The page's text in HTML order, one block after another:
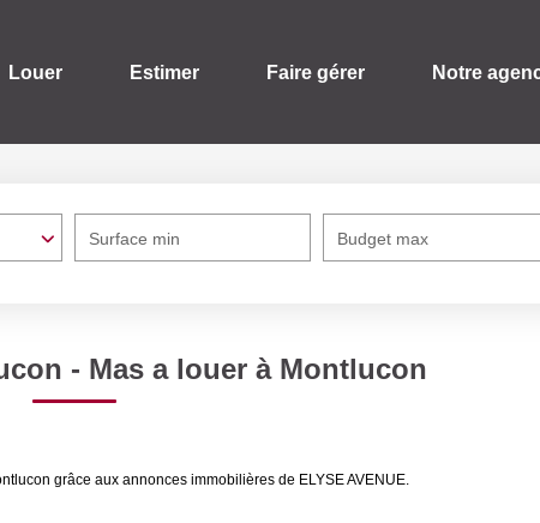
Louer Estimer Faire gérer Notre
Surface min Budget max
- Mas a louer à Montlucon
grâce aux annonces immobilières de ELYSE AVENUE.